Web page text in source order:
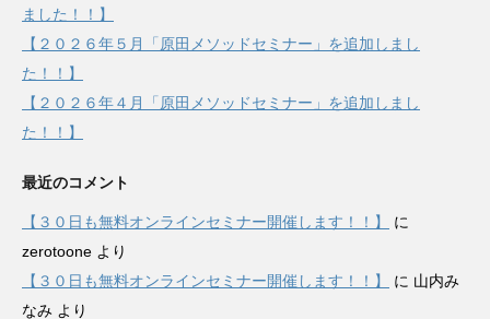
ました！！】
【２０２６年５月「原田メソッドセミナー」を追加しまし
た！！】
【２０２６年４月「原田メソッドセミナー」を追加しまし
た！！】
最近のコメント
【３０日も無料オンラインセミナー開催します！！】
に
zerotoone より
【３０日も無料オンラインセミナー開催します！！】
に 山内み
なみ より